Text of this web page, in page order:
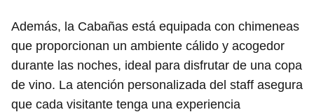
Además, la Cabañas está equipada con chimeneas
que proporcionan un ambiente cálido y acogedor
durante las noches, ideal para disfrutar de una copa
de vino. La atención personalizada del staff asegura
que cada visitante tenga una experiencia